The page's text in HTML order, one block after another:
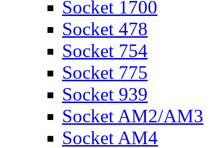
Socket 1700
Socket 478
Socket 754
Socket 775
Socket 939
Socket AM2/AM3
Socket AM4